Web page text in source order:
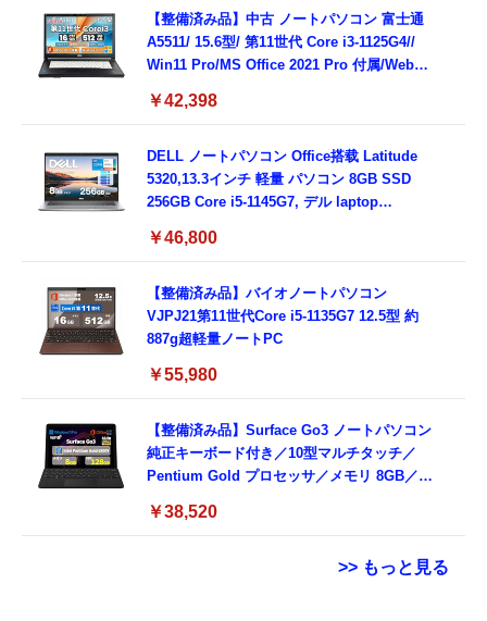
8GB,SSD256GB)
【整備済み品】中古 ノートパソコン 富士通
A5511/ 15.6型/ 第11世代 Core i3-1125G4//
Win11 Pro/MS Office 2021 Pro 付属/Webカ
3.0)/ 有線静音マウス付属/ 180日保証（メモリ
￥42,398
DELL ノートパソコン Office搭载 Latitude
5320,13.3インチ 軽量 パソコン 8GB SSD
256GB Core i5-1145G7, デル laptop
ド付き (整備済み品)
￥46,800
【整備済み品】バイオノートパソコン
VJPJ21第11世代Core i5-1135G7 12.5型 約
887g超軽量ノートPC
￥55,980
【整備済み品】Surface Go3 ノートパソコン
純正キーボード付き／10型マルチタッチ／
Pentium Gold プロセッサ／メモリ 8GB／
Bluetooth5.0／USB-C／1080p顔認証カメラ
￥38,520
>> もっと見る